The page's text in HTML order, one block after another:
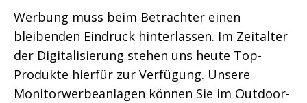
Werbung muss beim Betrachter einen
bleibenden Eindruck hinterlassen. Im Zeitalter
der Digitalisierung stehen uns heute Top-
Produkte hierfür zur Verfügung. Unsere
Monitorwerbeanlagen können Sie im Outdoor-